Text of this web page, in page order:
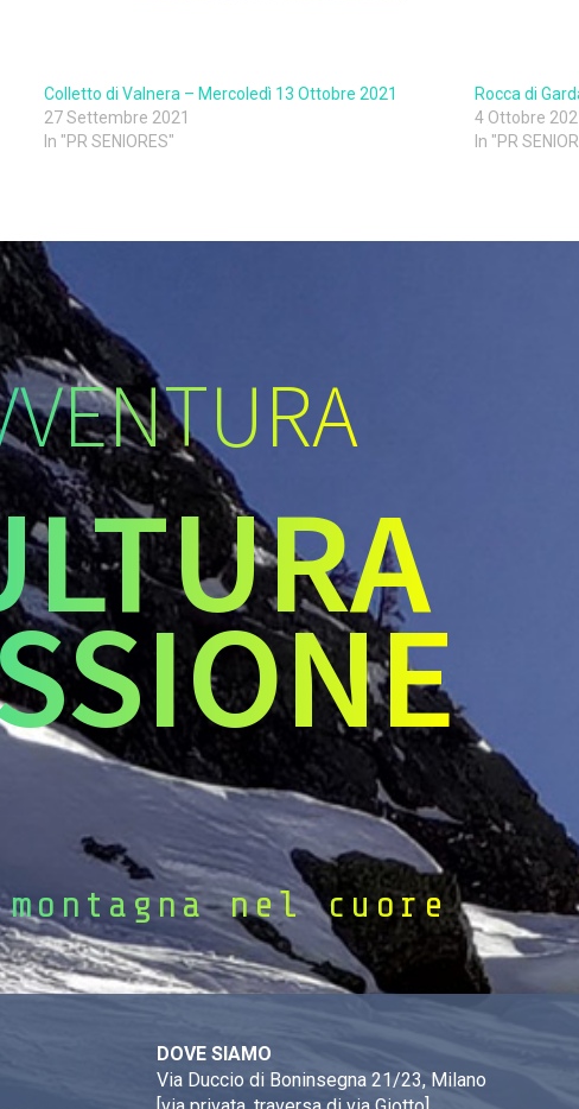
Colletto di Valnera – Mercoledì 13 Ottobre 2021
27 Settembre 2021
In "PR SENIORES"
Rocca di
4 Ottobre
In "PR
nel cuore
DOVE SIAMO
Via Duccio di Boninsegna 21/23, Milano